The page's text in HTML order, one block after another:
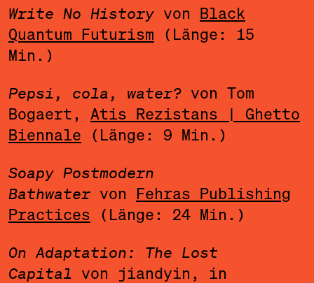
Write No Historyvon Black
Quantum Futurism (Länge: 15
Min.)
Pepsi, cola, water?von Tom
Bogaert, Atis Rezistans | Ghetto
Biennale (Länge: 9 Min.)
Soapy Postmodern
Bathwatervon Fehras Publishing
Practices (Länge: 24 Min.)
On Adaptation: The Lost
Capital von jiandyin, in